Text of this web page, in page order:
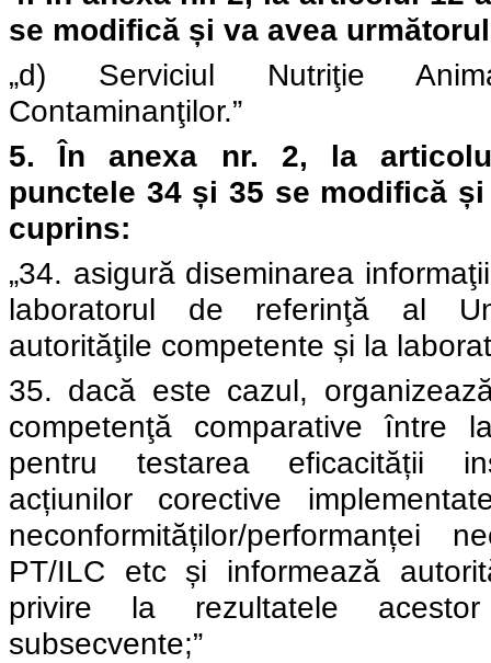
se modifică și va avea
„d) Serviciul Nutriţie
Contaminanţilor.”
5. În anexa nr. 2, la
punctele 34 și 35 se modifică
cuprins:
„34. asigură diseminarea
laboratorul de referinţă al
autorităţile competente și la
35. dacă este cazul,
competenţă comparative între
pentru testarea eficacității
acțiunilor corective
neconformităților/performanței
PT/ILC etc și informează
privire la rezultatele
subsecvente;”